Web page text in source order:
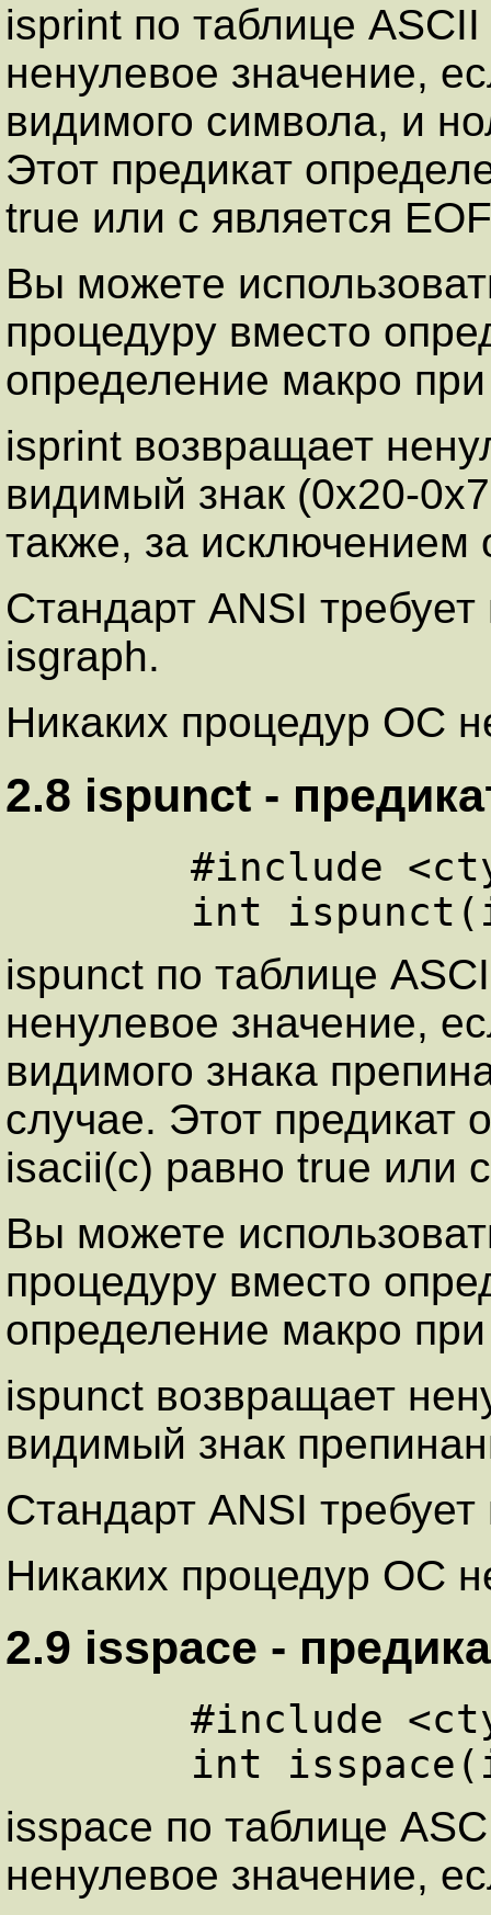
isprint по таблице
ненулевое значение,
видимого символа, и
Этот предикат
true или с является
Вы можете
процедуру вместо
определение макро
isprint возвращает
видимый знак (0x20-
также, за исключением
Стандарт ANSI
isgraph.
Никаких процедур ОС
2.8 ispunct -
ispunct по таблице
ненулевое значение,
видимого знака
случае. Этот предикат
isacii(c) равно true или
Вы можете
процедуру вместо
определение макро
ispunct возвращает
видимый знак
Стандарт ANSI
Никаких процедур ОС
2.9 isspace -
isspace по таблице
ненулевое значение,